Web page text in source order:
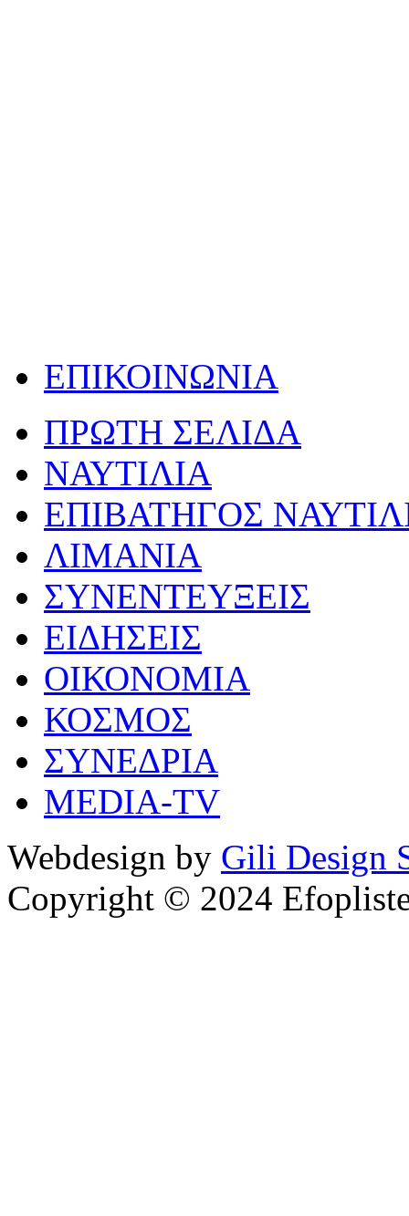
ΕΠΙΚΟΙΝΩΝΙΑ
ΠΡΩΤΗ ΣΕΛΙΔΑ
ΝΑΥΤΙΛΙΑ
ΕΠΙΒΑΤΗΓΟΣ
ΛΙΜΑΝΙΑ
ΣΥΝΕΝΤΕΥΞΕΙΣ
ΕΙΔΗΣΕΙΣ
ΟΙΚΟΝΟΜΙΑ
ΚΟΣΜΟΣ
ΣΥΝΕΔΡΙΑ
MEDIA-TV
Webdesign by Gili Design
Copyright © 2024